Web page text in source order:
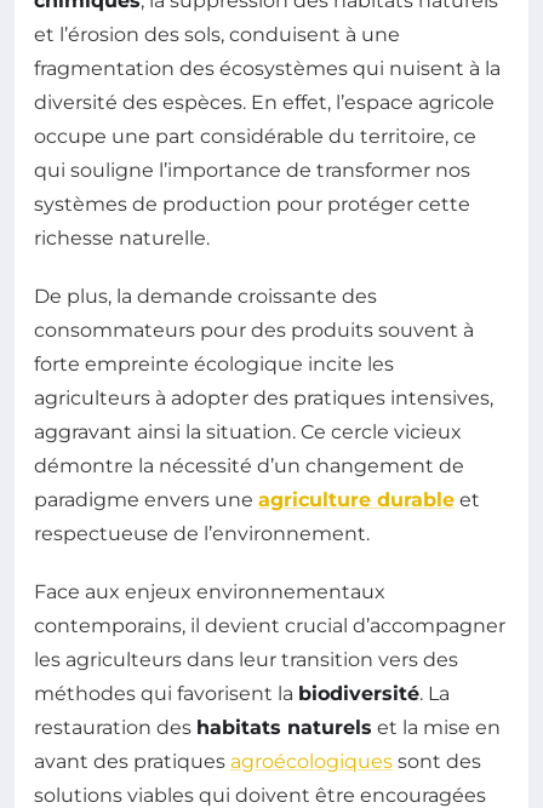
et l’érosion des sols, conduisent à une
fragmentation des écosystèmes qui nuisent à la
diversité des espèces. En effet, l’espace agricole
occupe une part considérable du territoire, ce
qui souligne l’importance de transformer nos
systèmes de production pour protéger cette
richesse naturelle.
De plus, la demande croissante des
consommateurs pour des produits souvent à
forte empreinte écologique incite les
agriculteurs à adopter des pratiques intensives,
aggravant ainsi la situation. Ce cercle vicieux
démontre la nécessité d’un changement de
paradigme envers une agriculture durable et
respectueuse de l’environnement.
Face aux enjeux environnementaux
contemporains, il devient crucial d’accompagner
les agriculteurs dans leur transition vers des
méthodes qui favorisent la biodiversité. La
restauration des habitats naturels et la mise en
avant des pratiques agroécologiques sont des
solutions viables qui doivent être encouragées